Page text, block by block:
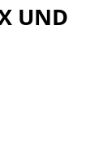
UND